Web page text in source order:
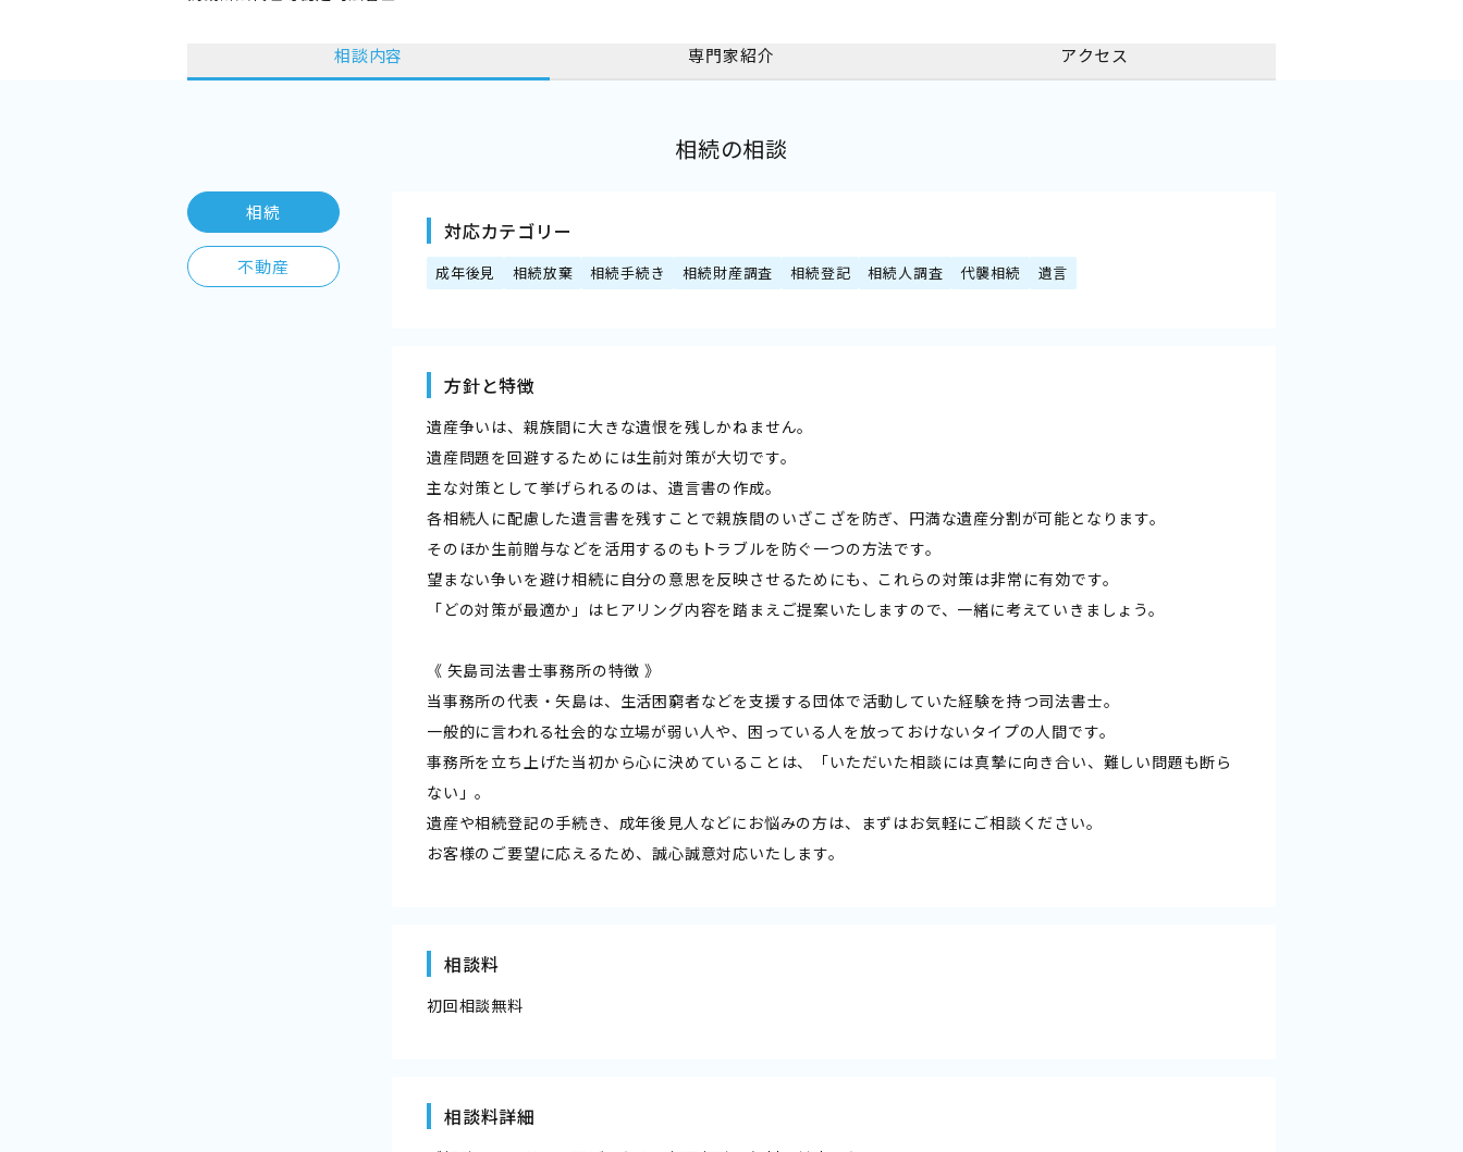
相談内容 専門家紹介 アクセス
相続の相談
相続
不動産
対応カテゴリー
成年後見 相続放棄 相続手続き 相続財産調査 相続登記 相続人調査 代襲相続 遺言
方針と特徴
遺産争いは、親族間に大きな遺恨を残しかねません。
遺産問題を回避するためには生前対策が大切です。
主な対策として挙げられるのは、遺言書の作成。
各相続人に配慮した遺言書を残すことで親族間のいざこざを防ぎ、円満な遺産分割が可能となります。
そのほか生前贈与などを活用するのもトラブルを防ぐ一つの方法です。
望まない争いを避け相続に自分の意思を反映させるためにも、これらの対策は非常に有効です。
「どの対策が最適か」はヒアリング内容を踏まえご提案いたしますので、一緒に考えていきましょう。
《 矢島司法書士事務所の特徴 》
当事務所の代表・矢島は、生活困窮者などを支援する団体で活動していた経験を持つ司法書士。
一般的に言われる社会的な立場が弱い人や、困っている人を放っておけないタイプの人間です。
事務所を立ち上げた当初から心に決めていることは、「いただいた相談には真摯に向き合い、難しい問題も断ら
ない」。
遺産や相続登記の手続き、成年後見人などにお悩みの方は、まずはお気軽にご相談ください。
お客様のご要望に応えるため、誠心誠意対応いたします。
相談料
初回相談無料
相談料詳細